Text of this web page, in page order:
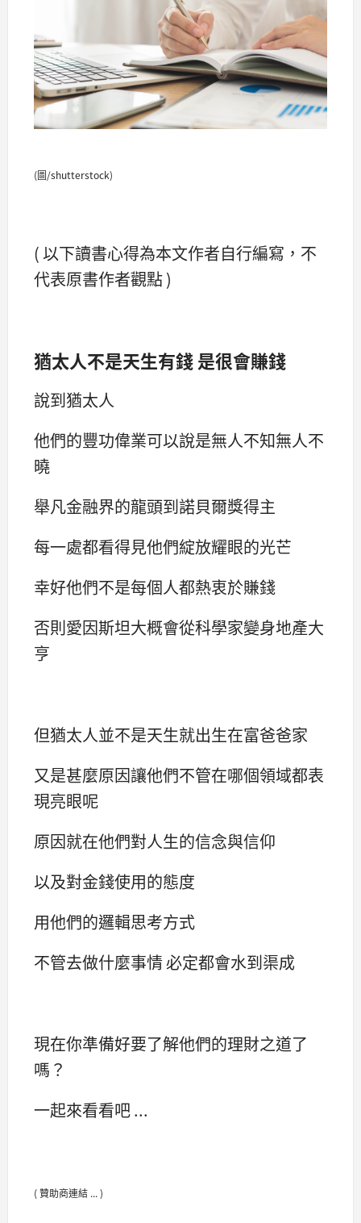
(圖/shutterstock)
( 以下讀書心得為本文作者自行編寫，不
代表原書作者觀點 )
猶太人不是天生有錢 是很會賺錢
說到猶太人
他們的豐功偉業可以說是無人不知無人不
曉
舉凡金融界的龍頭到諾貝爾獎得主
每一處都看得見他們綻放耀眼的光芒
幸好他們不是每個人都熱衷於賺錢
否則愛因斯坦大概會從科學家變身地產大
亨
但猶太人並不是天生就出生在富爸爸家
又是甚麼原因讓他們不管在哪個領域都表
現亮眼呢
原因就在他們對人生的信念與信仰
以及對金錢使用的態度
用他們的邏輯思考方式
不管去做什麼事情 必定都會水到渠成
現在你準備好要了解他們的理財之道了
嗎？
一起來看看吧 ...
( 贊助商連結 ... )